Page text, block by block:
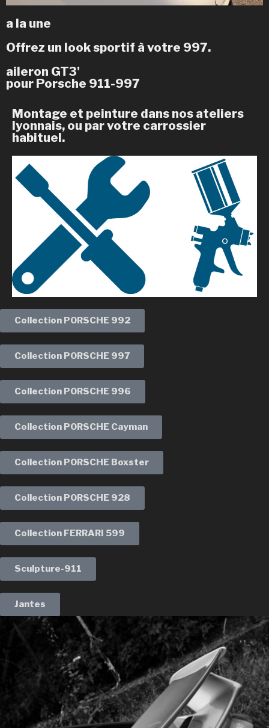
a la une
Offrez un look sportif à votre 997.
aileron GT3'
pour Porsche 911-997
Montage et peinture dans nos ateliers
lyonnais, ou par votre carrossier
habituel.
Collection PORSCHE 992
Collection PORSCHE 997
Collection PORSCHE 996
Collection PORSCHE Cayman
Collection PORSCHE Boxster
Collection PORSCHE 928
Collection FERRARI 599
Sculpture-911
Jantes